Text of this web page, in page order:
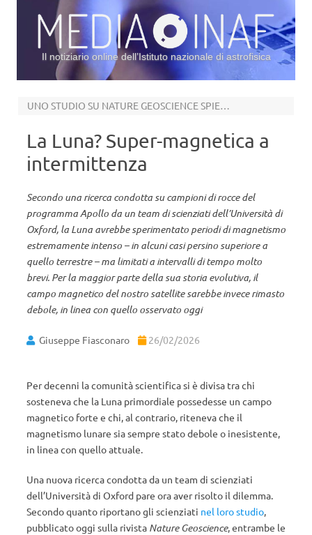
Il notiziario online dell’Istituto nazionale di astrofisica
UNO STUDIO SU NATURE GEOSCIENCE SPIEGA I PICCHI DI MAGNETISMO NEL SUO PASSATO
La Luna? Super-magnetica a
intermittenza
Secondo una ricerca condotta su campioni di rocce del
programma Apollo da un team di scienziati dell’Università di
Oxford, la Luna avrebbe sperimentato periodi di magnetismo
estremamente intenso – in alcuni casi persino superiore a
quello terrestre – ma limitati a intervalli di tempo molto
brevi. Per la maggior parte della sua storia evolutiva, il
campo magnetico del nostro satellite sarebbe invece rimasto
debole, in linea con quello osservato oggi
Giuseppe Fiasconaro 26/02/2026
Per decenni la comunità scientifica si è divisa tra chi
sosteneva che la Luna primordiale possedesse un campo
magnetico forte e chi, al contrario, riteneva che il
magnetismo lunare sia sempre stato debole o inesistente,
in linea con quello attuale.
Una nuova ricerca condotta da un team di scienziati
dell’Università di Oxford pare ora aver risolto il dilemma.
Secondo quanto riportano gli scienziati nel loro studio,
pubblicato oggi sulla rivista Nature Geoscience, entrambe le